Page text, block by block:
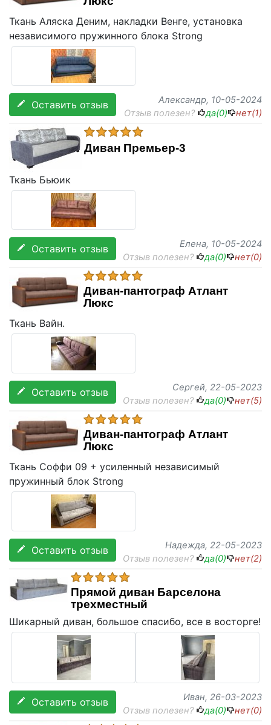
Ткань Аляска Деним, накладки Венге, установка
независимого пружинного блока Strong
Оставить отзыв Александр, 10-05-2024
Отзыв полезен?
да(0) нет(1)
Диван Премьер-3
Ткань Бьюик
Оставить отзыв Елена, 10-05-2024
Отзыв полезен?
да(0) нет(0)
Диван-пантограф Атлант
Люкс
Ткань Вайн.
Оставить отзыв Сергей, 22-05-2023
Отзыв полезен?
да(0) нет(5)
Диван-пантограф Атлант
Люкс
Ткань Соффи 09 + усиленный независимый
пружинный блок Strong
Оставить отзыв Надежда, 22-05-2023
Отзыв полезен?
да(0) нет(2)
Прямой диван Барселона
трехместный
Шикарный диван, большое спасибо, все в восторге!
Оставить отзыв Иван, 26-03-2023
Отзыв полезен?
да(0) нет(0)